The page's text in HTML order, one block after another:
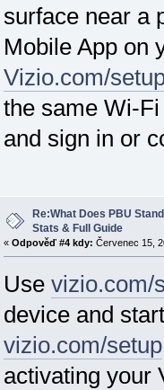
surface near a
Mobile App on
Vizio.com/
the same Wi-
and sign in or
Re:What Does PBU
Stats & Full Guide
« Odpověď #4 kdy: Červenec 15,
Use vizio.com/
device and
vizio.com/setup
activating your